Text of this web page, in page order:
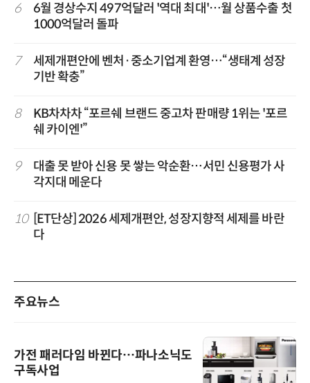
6
6월 경상수지 497억달러 '역대 최대'…월 상품수출 첫
1000억달러 돌파
7
세제개편안에 벤처·중소기업계 환영…“생태계 성장
기반 확충”
8
KB차차차 “포르쉐 브랜드 중고차 판매량 1위는 '포르
쉐 카이엔'”
9
대출 못 받아 신용 못 쌓는 악순환…서민 신용평가 사
각지대 메운다
10
[ET단상] 2026 세제개편안, 성장지향적 세제를 바란
다
주요뉴스
가전 패러다임 바뀐다…파나소닉도
구독사업